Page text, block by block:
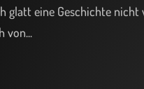
glatt eine Geschichte
von...